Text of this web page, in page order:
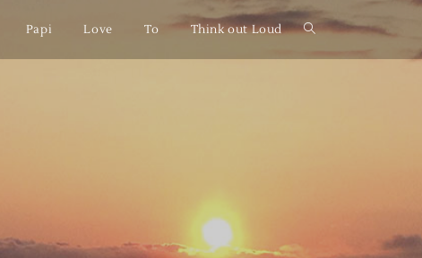
Papi Love To Think out Loud